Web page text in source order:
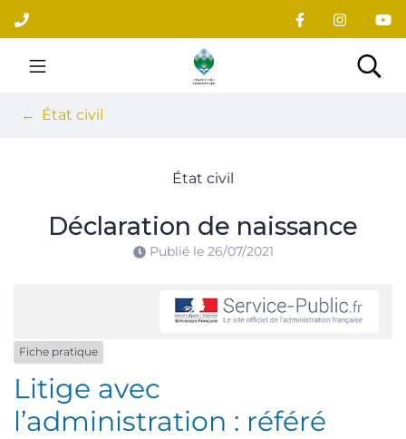
Aller
au
contenu
Site officiel du village
État civil
État civil
Déclaration de naissance
Publié le 26/07/2021
Fiche pratique
Litige avec
l’administration : référé